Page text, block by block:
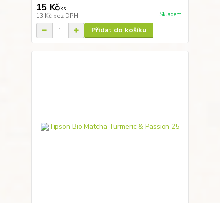
15 Kč/ks
13 Kč bez DPH Skladem
Přidat do košíku